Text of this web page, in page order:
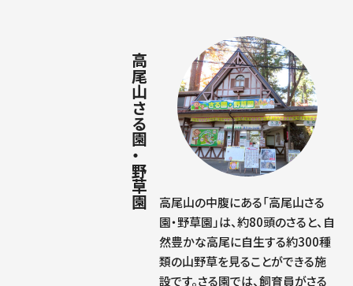
高尾山さる園・野草園
高尾山の中腹にある「高尾山さる
園・野草園」は、約80頭のさると、自
然豊かな高尾に自生する約300種
類の山野草を見ることができる施
設です。さる園では、飼育員がさる